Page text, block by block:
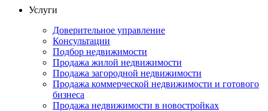
Услуги
Доверительное управление
Консультации
Подбор недвижимости
Продажа жилой недвижимости
Продажа загородной недвижимости
Продажа коммерческой недвижимости и готового
бизнеса
Продажа недвижимости в новостройках